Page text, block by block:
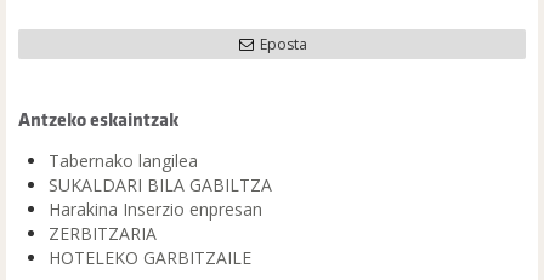
Eposta
Antzeko eskaintzak
Tabernako langilea
SUKALDARI BILA GABILTZA
Harakina Inserzio enpresan
ZERBITZARIA
HOTELEKO GARBITZAILE